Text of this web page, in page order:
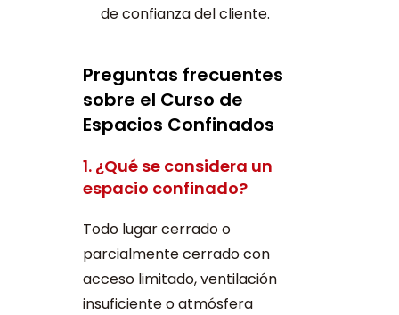
de confianza del cliente.
Preguntas frecuentes
sobre el Curso de
Espacios Confinados
1. ¿Qué se considera un
espacio confinado?
Todo lugar cerrado o
parcialmente cerrado con
acceso limitado, ventilación
insuficiente o atmósfera